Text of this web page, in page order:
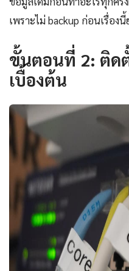
เพราะไม่ backup ก่อนเรื่อง
ขั้นตอนที่ 2: ติด
เบื้องต้น